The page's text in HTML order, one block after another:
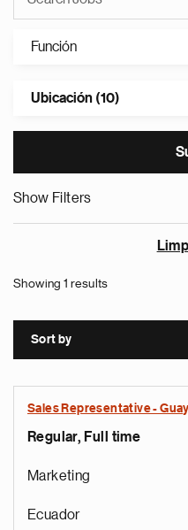
Función
Ubicación (10)
Show Filters
Showing 1 results
Sort by
Sales Representative -
Regular, Full time
Marketing
Ecuador